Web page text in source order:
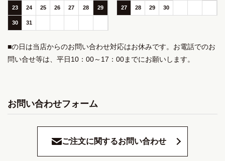
23 24 25 26 27 28 29
30 31
27 28 29 30
■の日は当店からのお問い合わせ対応はお休みです。お電話でのお
問い合せ等は、平日10：00～17：00までにお願いします。
お問い合わせフォーム
ご注文に関するお問い合わせ